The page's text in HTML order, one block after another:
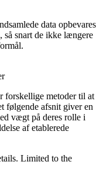
data opbevares
så snart de ikke længere
forskellige metoder til at
følgende afsnit giver en
vægt på deres rolle i
af etablerede
Limited to the